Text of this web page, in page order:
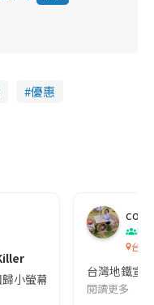
優惠
小螢幕啦!這次的劇本改編
co
吹
台灣
台灣地鐵宣
閱讀更多